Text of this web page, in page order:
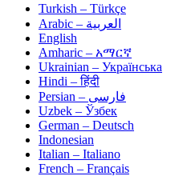
Turkish – Türkçe
Arabic – العربية
English
Amharic – አማርኛ
Ukrainian – Українська
Hindi – हिंदी
Persian – فارسی
Uzbek – Ўзбек
German – Deutsch
Indonesian
Italian – Italiano
French – Français